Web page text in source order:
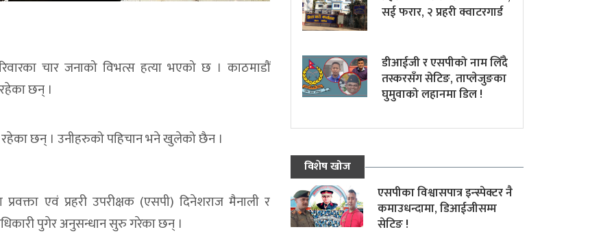
चार जनाको विभत्स हत्या भएको छ । काठमाडौं
रहेका छन् ।
रहेका छन् । उनीहरुको पहिचान भने खुलेको छैन ।
एवं प्रहरी उपरीक्षक (एसपी) दिनेशराज मैनाली र
पुगेर अनुसन्धान सुरु गरेका छन् ।
सई फरार, २ प्रहरी क्वाटरगार्ड
डीआईजी र एसपीको नाम लिँदै
तस्करसँग सेटिङ, ताप्लेजुङका
घुमुवाको लहानमा डिल !
विशेष खोज
एसपीका विश्वासपात्र इन्स्पेक्टर नै
कमाउधन्दामा, डिआईजीसम्म
सेटिङ !